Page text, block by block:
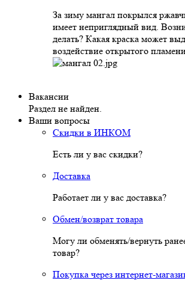
За зиму мангал покрылся
имеет неприглядный вид.
делать? Какая краска может
воздействие открытого
Вакансии
Раздел не найден.
Ваши вопросы
Скидки в ИНКОМ
Есть ли у вас скидки?
Доставка
Работает ли у вас доставка?
Обмен/возврат товара
Могу ли обменять/вернуть
товар?
Покупка через интернет-